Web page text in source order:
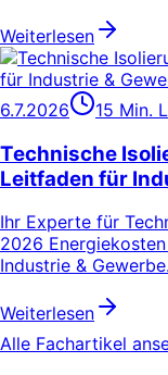
Weiterlesen
6.7.2026 15 Min.
Technische
Leitfaden für
Ihr Experte für
2026
Industrie &
Weiterlesen
Alle Fachartikel